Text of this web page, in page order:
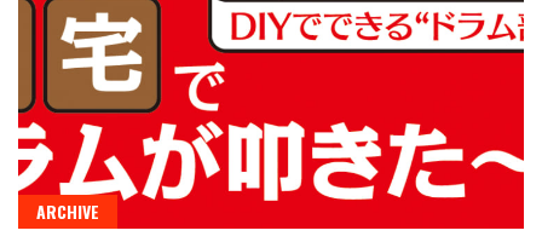
ARCHIVE